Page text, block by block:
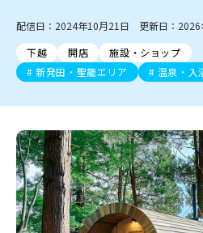
佐渡
村上・関川
新発田・聖籠
胎
三条・加茂・田上
五泉・阿賀野
長岡・見附
小千谷・十日町・津
柏崎・刈羽・出雲崎
上越・妙高
ラーメン・開店
ラーメン・閉店
スイーツ
パン・ベーカリー
タレカツ・豚
旨辛・激辛
定食・町定食 海
日本酒・新潟清酒
ワイン・クラ
ケーキ・パフェ
ビアガーデン・
忘新年会・歓送迎会
スポーツ
習い事・塾 アパレル・雑貨
観光スポット
温泉・入浴 ホ
リラクゼーション・整体
スキー
リバーサイド千秋
パティオPATIO
ラーメンまとめ
飲食店まとめ
インテリア・雑貨
外食・テイクア
新車・中古車・カー用品
旅行・
上越・妙高・糸魚川 チラシ
注
火曜セール
オープン・リニュー
周年祭・感謝祭セール
年末・初
配信日：2024年10月21日 更新日：2026
下越
開店
施設・ショップ
新発田・聖籠エリア
温泉・入